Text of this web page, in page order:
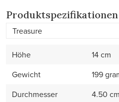
Produktspezifikationen
Höhe
14 cm
Gewicht
199
Durchmesser
4.50 cm